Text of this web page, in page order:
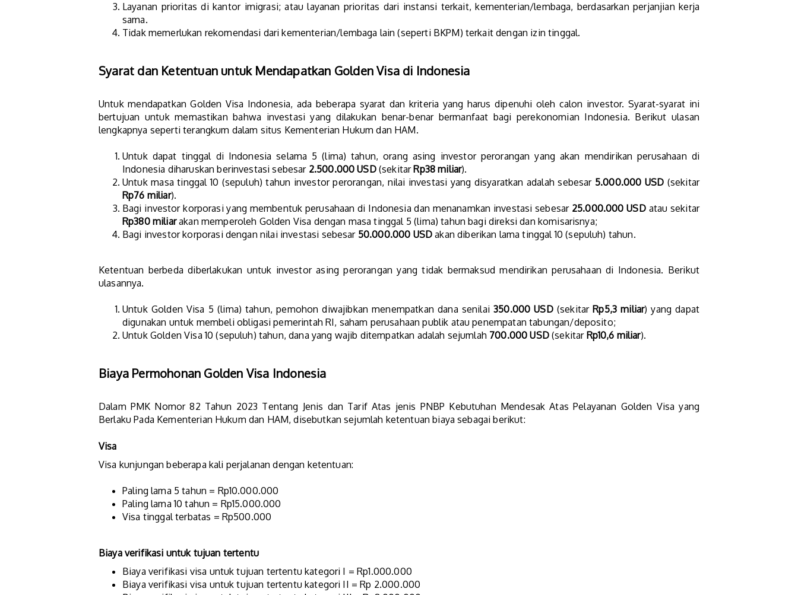
Layanan prioritas di kantor imigrasi; atau layanan prioritas dari instansi terkait, kementerian/lembaga, berdasarkan perjanjian kerja
sama.
Tidak memerlukan rekomendasi dari kementerian/lembaga lain (seperti BKPM) terkait dengan izin tinggal.
Syarat dan Ketentuan untuk Mendapatkan Golden Visa di Indonesia
Untuk mendapatkan Golden Visa Indonesia, ada beberapa syarat dan kriteria yang harus dipenuhi oleh calon investor. Syarat-syarat ini
bertujuan untuk memastikan bahwa investasi yang dilakukan benar-benar bermanfaat bagi perekonomian Indonesia. Berikut ulasan
lengkapnya seperti terangkum dalam situs Kementerian Hukum dan HAM.
Untuk dapat tinggal di Indonesia selama 5 (lima) tahun, orang asing investor perorangan yang akan mendirikan perusahaan di
Indonesia diharuskan berinvestasi sebesar 2.500.000 USD(sekitarRp38 miliar).
Untuk masa tinggal 10 (sepuluh) tahun investor perorangan, nilai investasi yang disyaratkan adalah sebesar 5.000.000 USD (sekitar
Rp76 miliar).
Bagi investor korporasi yang membentuk perusahaan di Indonesia dan menanamkan investasi sebesar 25.000.000 USDatau sekitar
Rp380 miliarakan memperoleh Golden Visa dengan masa tinggal 5 (lima) tahun bagi direksi dan komisarisnya;
Bagi investor korporasi dengan nilai investasi sebesar 50.000.000 USD akan diberikan lama tinggal 10 (sepuluh) tahun.
Ketentuan berbeda diberlakukan untuk investor asing perorangan yang tidak bermaksud mendirikan perusahaan di Indonesia. Berikut
ulasannya.
Untuk Golden Visa 5 (lima) tahun, pemohon diwajibkan menempatkan dana senilai350.000 USD(sekitarRp5,3 miliar) yang dapat
digunakan untuk membeli obligasi pemerintah RI, saham perusahaan publik atau penempatan tabungan/deposito;
Untuk Golden Visa 10 (sepuluh) tahun, dana yang wajib ditempatkan adalah sejumlah 700.000 USD(sekitar Rp10,6 miliar).
Biaya Permohonan Golden Visa Indonesia
Dalam PMK Nomor 82 Tahun 2023 Tentang Jenis dan Tarif Atas jenis PNBP Kebutuhan Mendesak Atas Pelayanan Golden Visa yang
Berlaku Pada Kementerian Hukum dan HAM, disebutkan sejumlah ketentuan biaya sebagai berikut:
Visa
Visa kunjungan beberapa kali perjalanan dengan ketentuan:
Paling lama 5 tahun = Rp10.000.000
Paling lama 10 tahun = Rp15.000.000
Visa tinggal terbatas = Rp500.000
Biaya verifikasi untuk tujuan tertentu
Biaya verifikasi visa untuk tujuan tertentu kategori I = Rp1.000.000
Biaya verifikasi visa untuk tujuan tertentu kategori II = Rp 2.000.000